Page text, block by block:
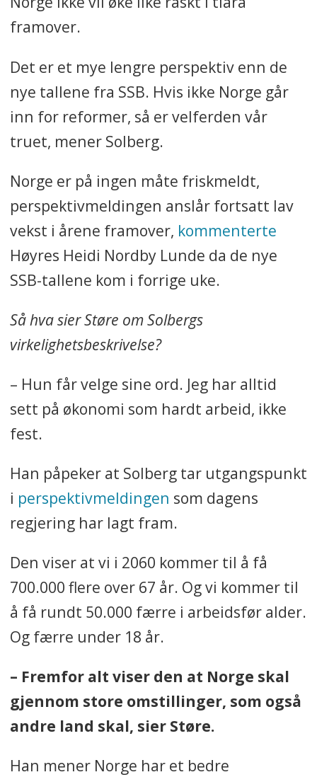
framover.
Det er et mye lengre perspektiv enn de
nye tallene fra SSB. Hvis ikke Norge går
inn for reformer, så er velferden vår
truet, mener Solberg.
Norge er på ingen måte friskmeldt,
perspektivmeldingen anslår fortsatt lav
vekst i årene framover, kommenterte
Høyres Heidi Nordby Lunde da de nye
SSB-tallene kom i forrige uke.
Så hva sier Støre om Solbergs
virkelighetsbeskrivelse?
– Hun får velge sine ord. Jeg har alltid
sett på økonomi som hardt arbeid, ikke
fest.
Han påpeker at Solberg tar utgangspunkt
i perspektivmeldingen som dagens
regjering har lagt fram.
Den viser at vi i 2060 kommer til å få
700.000 flere over 67 år. Og vi kommer til
å få rundt 50.000 færre i arbeidsfør alder.
Og færre under 18 år.
– Fremfor alt viser den at Norge skal
gjennom store omstillinger, som også
andre land skal, sier Støre.
Han mener Norge har et bedre